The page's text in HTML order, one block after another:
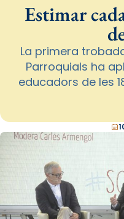
Estimar
La primera
Parroquials ha
educadors de les